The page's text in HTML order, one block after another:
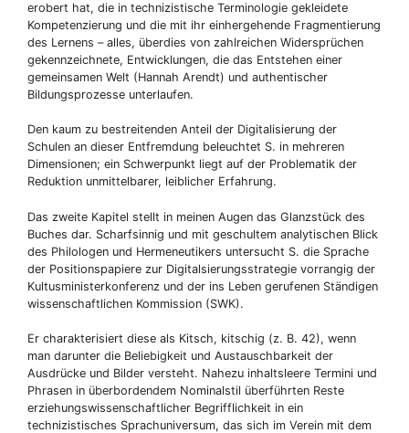
erobert hat, die in technizistische Terminologie gekleidete
Kompetenzierung und die mit ihr einhergehende Fragmentierung
des Lernens – alles, überdies von zahlreichen Widersprüchen
gekennzeichnete, Entwicklungen, die das Entstehen einer
gemeinsamen Welt (Hannah Arendt) und authentischer
Bildungsprozesse unterlaufen.
Den kaum zu bestreitenden Anteil der Digitalisierung der
Schulen an dieser Entfremdung beleuchtet S. in mehreren
Dimensionen; ein Schwerpunkt liegt auf der Problematik der
Reduktion unmittelbarer, leiblicher Erfahrung.
Das zweite Kapitel stellt in meinen Augen das Glanzstück des
Buches dar. Scharfsinnig und mit geschultem analytischen Blick
des Philologen und Hermeneutikers untersucht S. die Sprache
der Positionspapiere zur Digitalsierungsstrategie vorrangig der
Kultusministerkonferenz und der ins Leben gerufenen Ständigen
wissenschaftlichen Kommission (SWK).
Er charakterisiert diese als Kitsch, kitschig (z. B. 42), wenn
man darunter die Beliebigkeit und Austauschbarkeit der
Ausdrücke und Bilder versteht. Nahezu inhaltsleere Termini und
Phrasen in überbordendem Nominalstil überführten Reste
erziehungswissenschaftlicher Begrifflichkeit in ein
technizistisches Sprachuniversum, das sich im Verein mit dem